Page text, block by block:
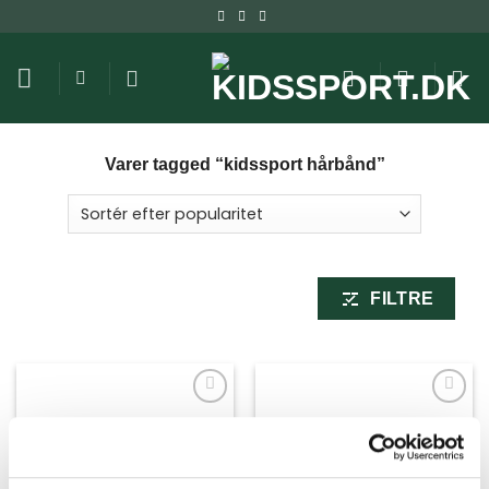
til
indhold
Varer tagged “kidssport hårbånd”
FILTRE